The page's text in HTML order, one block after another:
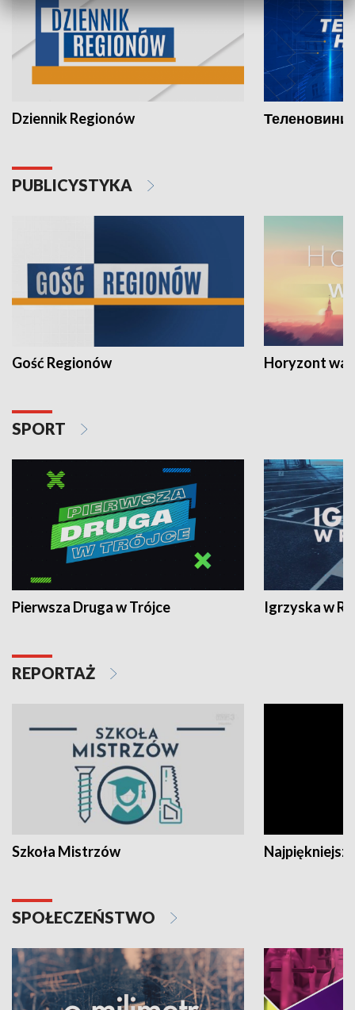
Dziennik Regionów Теленовини
PUBLICYSTYKA
Gość Regionów Horyzont
SPORT
Pierwsza Druga w Trójce Igrzyska w
REPORTAŻ
Szkoła Mistrzów
SPOŁECZEŃSTWO